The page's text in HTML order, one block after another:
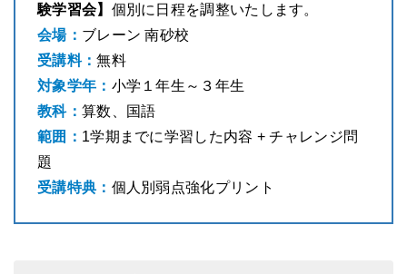
験学習会】 個別に日程を調整いたします。
会場： ブレーン 南砂校
受講料：無料
対象学年： 小学１年生～３年生
教科： 算数、国語
範囲： 1学期までに学習した内容 + チャレンジ問
題
受講特典： 個人別弱点強化プリント